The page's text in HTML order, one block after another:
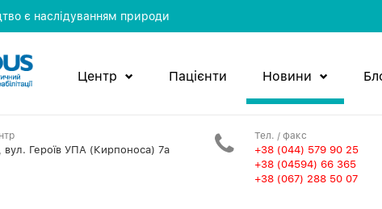
є наслідуванням природи
Центр Пацієнти Новини
Героїв УПА (Кирпоноса) 7а
Тел. / факс
+38 (044) 579 90 25
+38 (04594) 66 365
+38 (067) 288 50 07